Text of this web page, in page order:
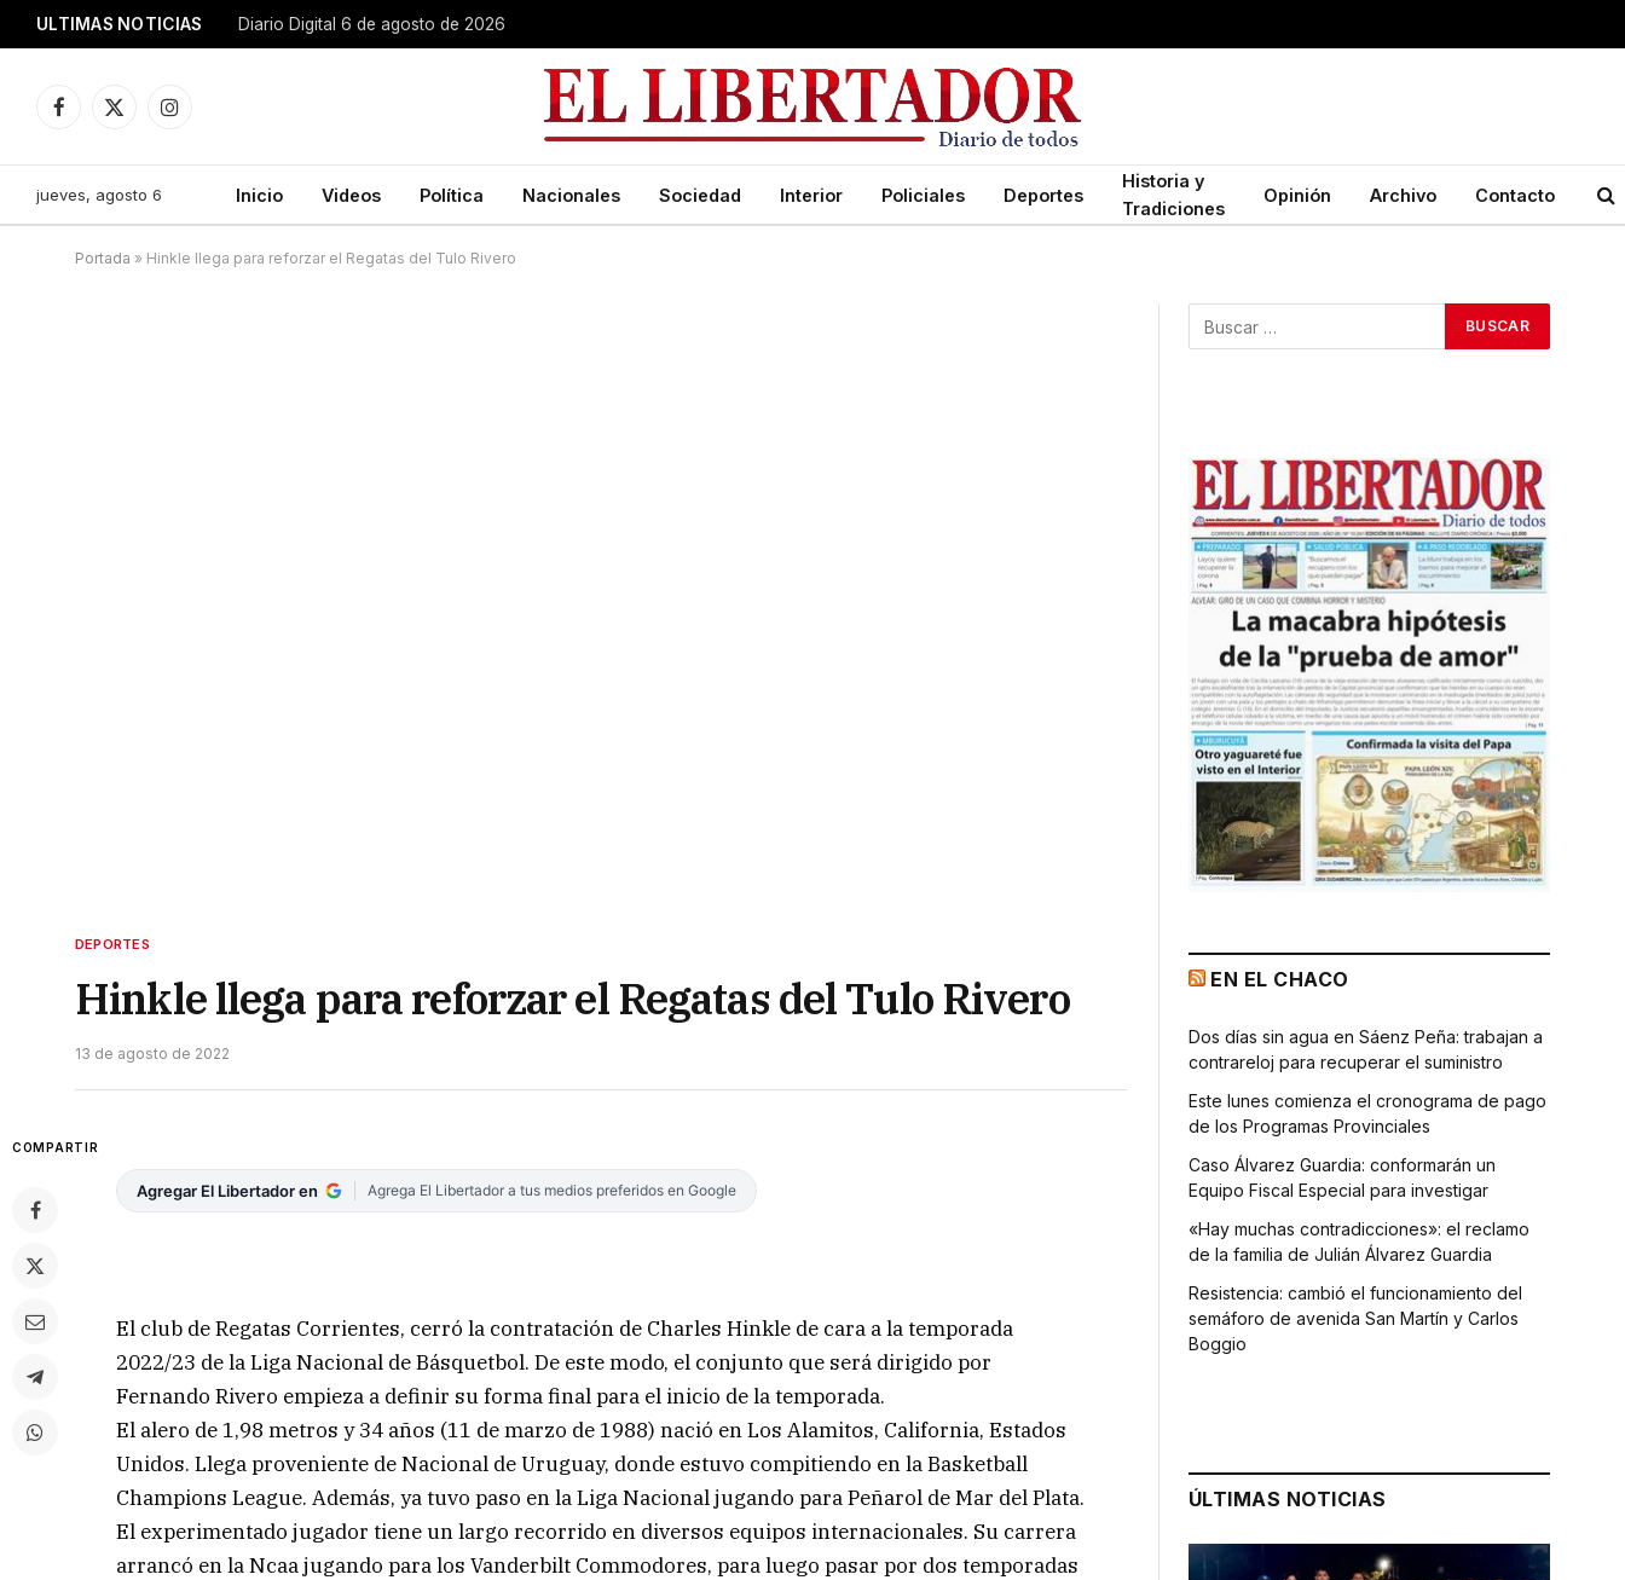
ULTIMAS NOTICIAS Diario Digital 6 de agosto de 2026
Facebook
X
Instagram
jueves, agosto 6 Inicio Videos Política Nacionales Sociedad Interior Policiales Deportes
Historia y
Tradiciones
Opinión Archivo Contacto
Portada » Hinkle llega para reforzar el Regatas del Tulo Rivero
DEPORTES
Hinkle llega para reforzar el Regatas del Tulo Rivero
13 de agosto de 2022
COMPARTIR
Agregar El Libertador en Agrega El Libertador a tus medios preferidos en Google
El club de Regatas Corrientes, cerró la contratación de Charles Hinkle de cara a la temporada
2022/23 de la Liga Nacional de Básquetbol. De este modo, el conjunto que será dirigido por
Fernando Rivero empieza a definir su forma final para el inicio de la temporada.
El alero de 1,98 metros y 34 años (11 de marzo de 1988) nació en Los Alamitos, California, Estados
Unidos. Llega proveniente de Nacional de Uruguay, donde estuvo compitiendo en la Basketball
Champions League. Además, ya tuvo paso en la Liga Nacional jugando para Peñarol de Mar del Plata.
El experimentado jugador tiene un largo recorrido en diversos equipos internacionales. Su carrera
arrancó en la Ncaa jugando para los Vanderbilt Commodores, para luego pasar por dos temporadas
EN EL CHACO
Dos días sin agua en Sáenz Peña: trabajan a
contrareloj para recuperar el suministro
Este lunes comienza el cronograma de pago
de los Programas Provinciales
Caso Álvarez Guardia: conformarán un
Equipo Fiscal Especial para investigar
«Hay muchas contradicciones»: el reclamo
de la familia de Julián Álvarez Guardia
Resistencia: cambió el funcionamiento del
semáforo de avenida San Martín y Carlos
Boggio
ÚLTIMAS NOTICIAS